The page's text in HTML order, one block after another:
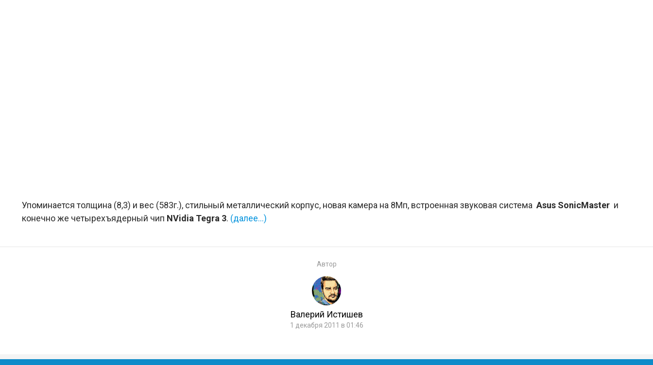
Упоминается толщина (8,3) и вес (583г.), стильный металлический корпус, новая камера на 8Мп, встроенная звуковая система Asus SonicMaster и
конечно же четырехъядерный чип NVidia Tegra 3. (далее…)
Автор
Валерий Истишев
1 декабря 2011 в 01:46